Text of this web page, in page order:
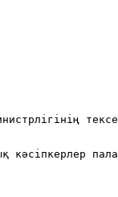
кәсіпкерлер